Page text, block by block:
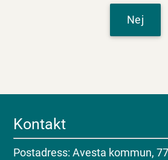
Nej
Kontakt
Postadress: Avesta kommun,